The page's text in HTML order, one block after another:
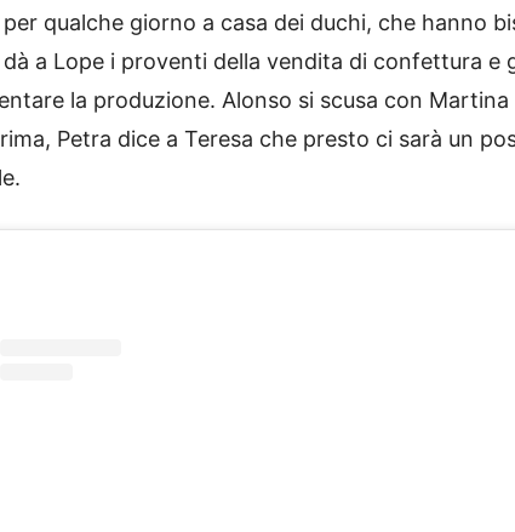
qualche giorno a casa dei duchi, che hanno
dà a Lope i proventi della vendita di confettura e
la produzione. Alonso si scusa con
Petra dice a Teresa che presto ci sarà un